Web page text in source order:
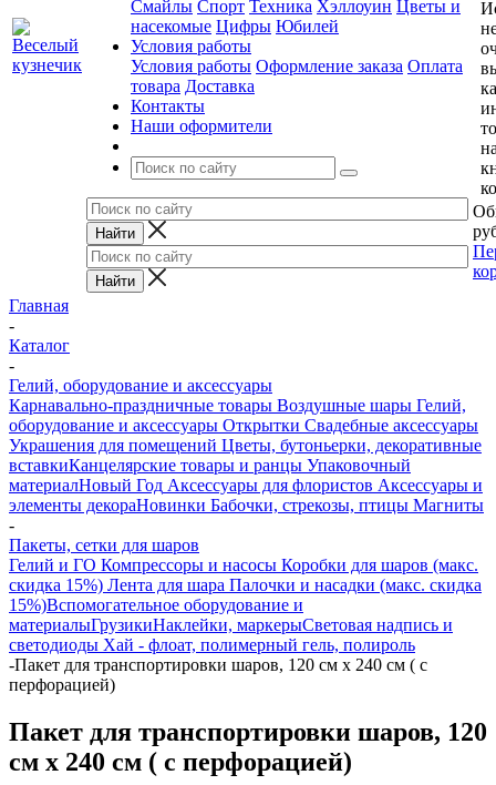
Смайлы Спорт Техника Хэллоуин Цветы и
насекомые Цифры Юбилей
Условия работы
Условия работы Оформление заказа Оплата
товара Доставка
Контакты
Наши оформители
Главная
-
Каталог
-
Гелий, оборудование и аксессуары
Карнавально-праздничные товары Воздушные шары Гелий,
оборудование и аксессуары Открытки Свадебные аксессуары
Украшения для помещений Цветы, бутоньерки, декоративные
вставкиКанцелярские товары и ранцы Упаковочный
материалНовый Год Аксессуары для флористов Аксессуары и
элементы декораНовинки Бабочки, стрекозы, птицы Магниты
-
Пакеты, сетки для шаров
Гелий и ГО Компрессоры и насосы Коробки для шаров (макс.
скидка 15%) Лента для шара Палочки и насадки (макс. скидка
15%)Вспомогательное оборудование и
материалыГрузикиНаклейки, маркерыСветовая надпись и
светодиоды Хай - флоат, полимерный гель, полироль
-Пакет для транспортировки шаров, 120 см х 240 см ( с
перфорацией)
Пакет для транспортировки шаров, 120
см х 240 см ( с перфорацией)